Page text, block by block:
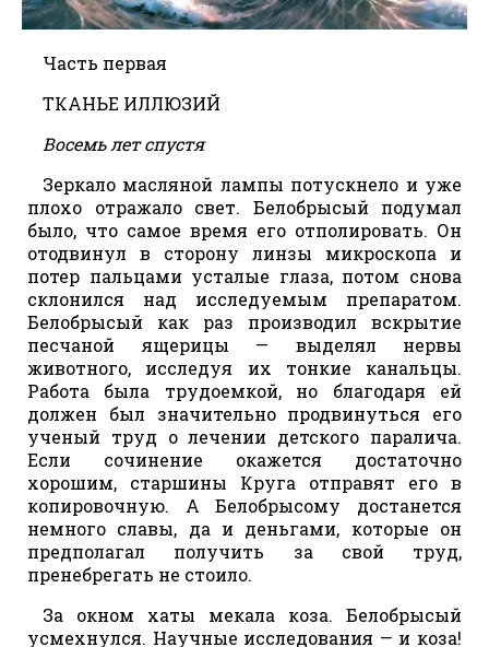
Часть первая
ТКАНЬЕ ИЛЛЮЗИЙ
Восемь лет спустя
Зеркало масляной лампы потускнело и уже
плохо отражало свет. Белобрысый подумал
было, что самое время его отполировать. Он
отодвинул в сторону линзы микроскопа и
потер пальцами усталые глаза, потом снова
склонился над исследуемым препаратом.
Белобрысый как раз производил вскрытие
песчаной ящерицы — выделял нервы
животного, исследуя их тонкие канальцы.
Работа была трудоемкой, но благодаря ей
должен был значительно продвинуться его
ученый труд о лечении детского паралича.
Если сочинение окажется достаточно
хорошим, старшины Круга отправят его в
копировочную. А Белобрысому достанется
немного славы, да и деньгами, которые он
предполагал получить за свой труд,
пренебрегать не стоило.
За окном хаты мекала коза. Белобрысый
усмехнулся. Научные исследования — и коза!